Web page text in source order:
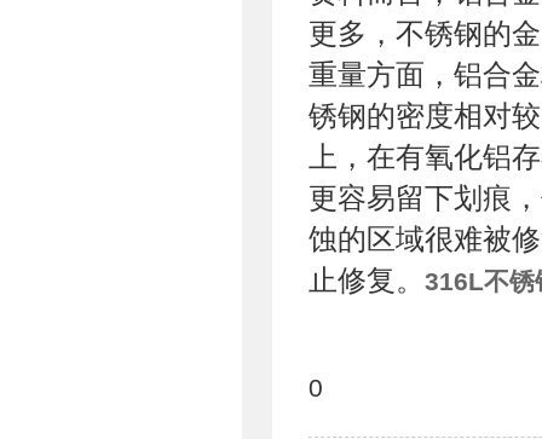
更多，不锈钢的
重量方面，铝合
锈钢的密度相对
上，在有氧化铝
更容易留下划痕
蚀的区域很难被
止修复。 316L不锈
0